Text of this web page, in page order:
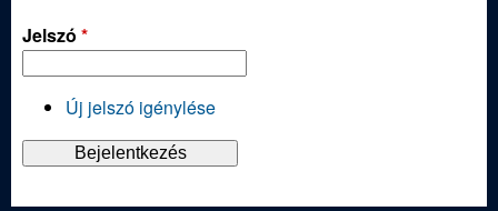
Jelszó *
Új jelszó igénylése